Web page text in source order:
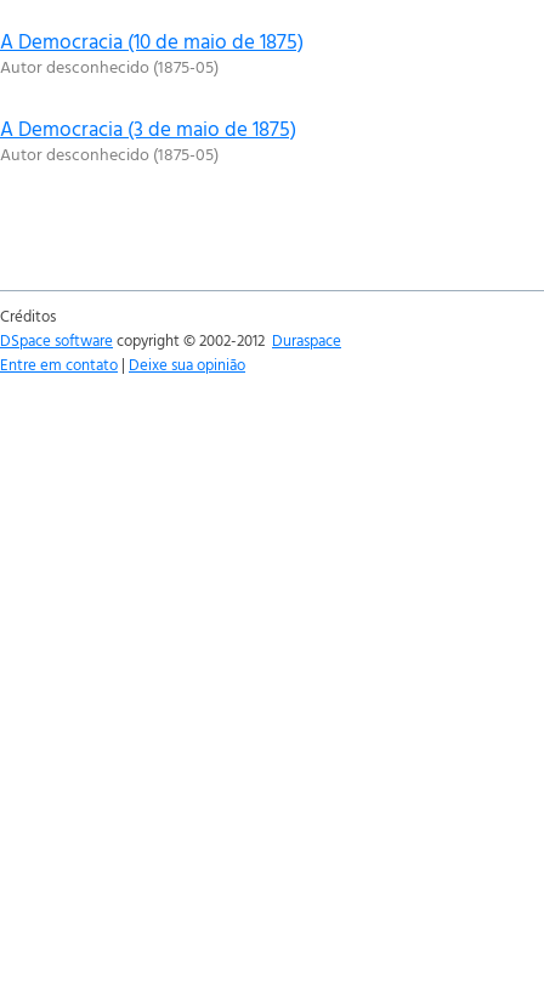
A Democracia (10 de maio de 1875)
Autor desconhecido(1875-05)
A Democracia (3 de maio de 1875)
Autor desconhecido(1875-05)
Créditos
DSpace softwarecopyright © 2002-2012 Duraspace
Entre em contato | Deixe sua opinião